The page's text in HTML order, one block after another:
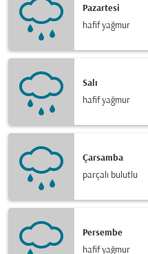
Pazartesi
hafif yağmur
Salı
hafif yağmur
Çarsamba
parçalı bulutlu
Persembe
hafif yağmur